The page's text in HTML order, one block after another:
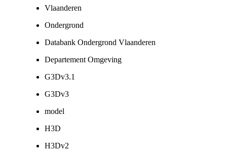
Vlaanderen
Ondergrond
Databank Ondergrond Vlaanderen
Departement Omgeving
G3Dv3.1
G3Dv3
model
H3D
H3Dv2